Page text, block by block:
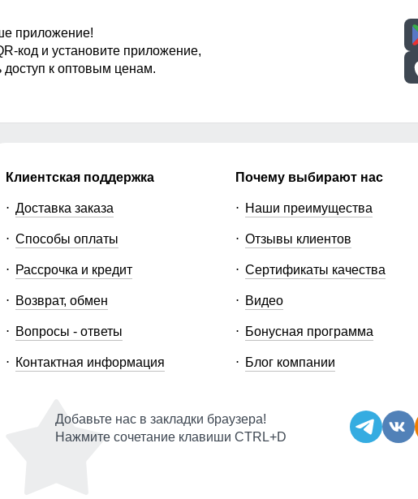
приложение!
код и установите приложение,
доступ к оптовым ценам.
Клиентская поддержка
Доставка заказа
Способы оплаты
Рассрочка и кредит
Возврат, обмен
Вопросы - ответы
Контактная информация
Почему выбирают нас
Наши преимущества
Отзывы клиентов
Сертификаты качества
Видео
Бонусная программа
Блог компании
Добавьте нас в закладки браузера!
Нажмите сочетание клавиши CTRL+D